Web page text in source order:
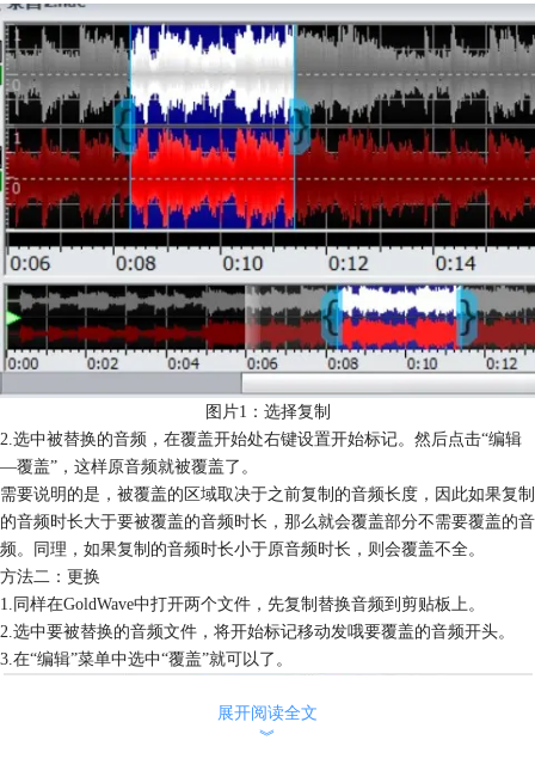
图片1：选择复制
2.选中被替换的音频，在覆盖开始处右键设置开始标记。然后点击“编辑
—覆盖”，这样原音频就被覆盖了。
需要说明的是，被覆盖的区域取决于之前复制的音频长度，因此如果复制
的音频时长大于要被覆盖的音频时长，那么就会覆盖部分不需要覆盖的音
频。同理，如果复制的音频时长小于原音频时长，则会覆盖不全。
方法二：更换
1.同样在GoldWave中打开两个文件，先复制替换音频到剪贴板上。
2.选中要被替换的音频文件，将开始标记移动发哦要覆盖的音频开头。
3.在“编辑”菜单中选中“覆盖”就可以了。
展开阅读全文
︾